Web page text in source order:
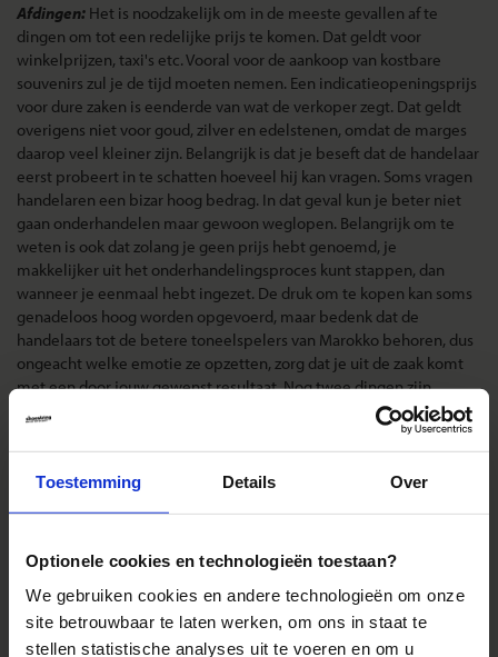
Toestemming Details Over
Optionele cookies en technologieën toestaan?
We gebruiken cookies en andere technologieën om onze
site betrouwbaar te laten werken, om ons in staat te
stellen statistische analyses uit te voeren en om u
Afdingen: Het is noodzakelijk om in de meeste gevallen af te
dingen om tot een redelijke prijs te komen. Dat geldt voor
winkelprijzen, taxi's etc. Vooral voor de aankoop van kostbare
souvenirs zul je de tijd moeten nemen. Een indicatieopeningsprijs
voor dure zaken is eenderde van wat de verkoper zegt. Dat geldt
overigens niet voor goud, zilver en edelstenen, omdat de marges
daarop veel kleiner zijn. Belangrijk is dat je beseft dat de handelaar
eerst probeert in te schatten hoeveel hij kan vragen. Soms vragen
handelaren een bizar hoog bedrag. In dat geval kun je beter niet
gaan onderhandelen maar gewoon weglopen. Belangrijk om te
weten is ook dat zolang je geen prijs hebt genoemd, je
makkelijker uit het onderhandelingsproces kunt stappen, dan
wanneer je eenmaal hebt ingezet. De druk om te kopen kan soms
genadeloos hoog worden opgevoerd, maar bedenk dat de
handelaars tot de betere toneelspelers van Marokko behoren, dus
ongeacht welke emotie ze opzetten, zorg dat je uit de zaak komt
met een door jouw gewenst resultaat. Nog twee dingen zijn
belangrijk bij het onderhandelen: als je iets vreselijk mooi vindt,
laat dat dan niet blijken, maar toon je achteloos, bijna
ongeïnteresseerd. Verder voorkom je veel hoofdpijn door eerst af
te vragen wat het ding in kwestie je waard is en daar op in te
Zakgeld:Het door ons geadviseerde zakgeld is een minimum
bedrag voor je maaltijden, drankjes, optionele excursies,
entreegelden, ter plaatse te betalen luchthavenbelastingen en
fooien. Het bedrag dat je uiteindelijk uitgeeft hangt natuurlijk